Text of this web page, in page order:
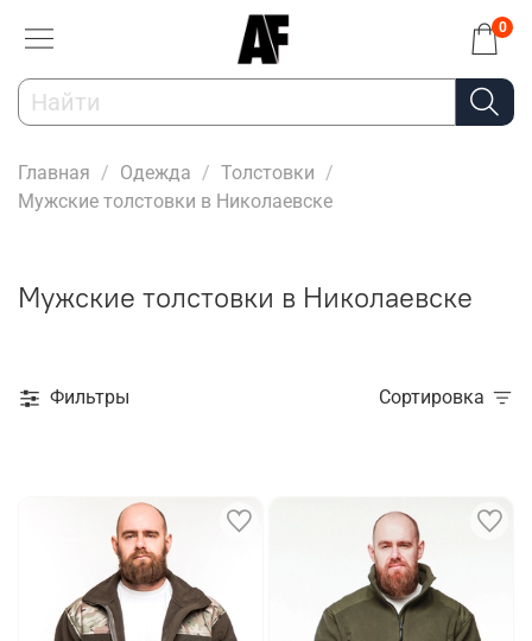
0
Главная Одежда
Толстовки
Мужские толстовки в Николаевске
Мужские толстовки в Николаевске
Фильтры Сортировка